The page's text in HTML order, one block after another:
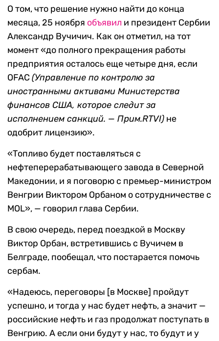
О том, что решение нужно найти до конца
месяца, 25 ноября объявил и президент Сербии
Александр Вучичич. Как он отметил, на тот
момент «до полного прекращения работы
предприятия осталось еще четыре дня, если
OFAC (Управление по контролю за
иностранными активами Министерства
финансов США, которое следит за
исполнением санкций. — Прим.RTVI) не
одобрит лицензию».
«Топливо будет поставляться с
нефтеперерабатывающего завода в Северной
Македонии, и я поговорю с премьер-министром
Венгрии Виктором Орбаном о сотрудничестве с
MOL», — говорил глава Сербии.
В свою очередь, перед поездкой в Москву
Виктор Орбан, встретившись с Вучичем в
Белграде, пообещал, что постарается помочь
сербам.
«Надеюсь, переговоры [в Москве] пройдут
успешно, и тогда у нас будет нефть, а значит —
российские нефть и газ продолжат поступать в
Венгрию. А если они будут у нас, то будут и у